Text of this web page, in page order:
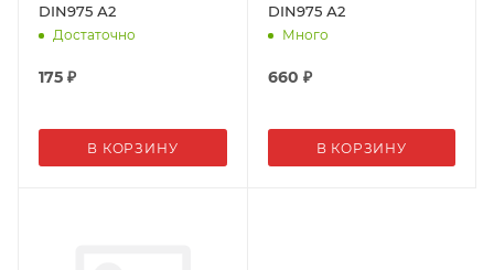
DIN975 А2
Достаточно
175 ₽
В КОРЗИНУ
DIN975 А2
Много
660 ₽
В КОРЗИНУ